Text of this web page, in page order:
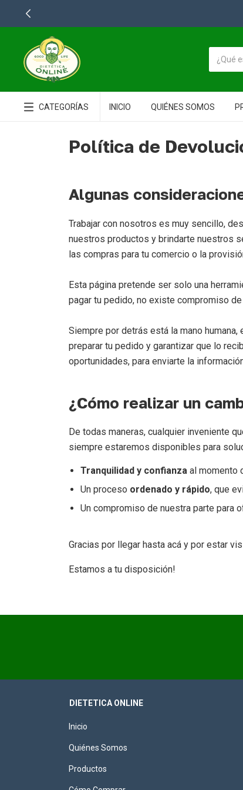
CATEGORÍAS INICIO QUIÉNES SOMOS
Política de
Algunas
Trabajar con nosotros es muy sencillo,
nuestros productos y brindarte nuestros
las compras para tu comercio o la
Esta página pretende ser solo una
pagar tu pedido, no existe compromiso
Siempre por detrás está la mano
preparar tu pedido y garantizar que lo
oportunidades, para enviarte la
¿Cómo realizar un
De todas maneras, cualquier inveniente
siempre estaremos disponibles para
Tranquilidad y confianza al momento
Un proceso ordenado y rápido, que
Un compromiso de nuestra parte para
Gracias por llegar hasta acá y por estar
Estamos a tu disposición!
DIETETICA ONLINE
Inicio
Quiénes Somos
Productos